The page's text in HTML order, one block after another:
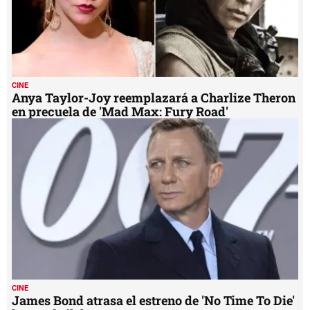
CINE
Anya Taylor-Joy reemplazará a Charlize Theron
en precuela de 'Mad Max: Fury Road'
CINE
James Bond atrasa el estreno de 'No Time To Die'